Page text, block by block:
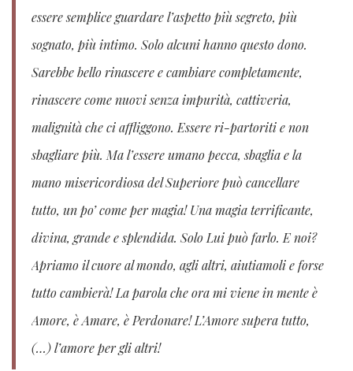
essere semplice guardare l’aspetto più segreto, più
sognato, più intimo. Solo alcuni hanno questo dono.
Sarebbe bello rinascere e cambiare completamente,
rinascere come nuovi senza impurità, cattiveria,
malignità che ci affliggono. Essere ri-partoriti e non
sbagliare più. Ma l’essere umano pecca, sbaglia e la
mano misericordiosa del Superiore può cancellare
tutto, un po’ come per magia! Una magia terrificante,
divina, grande e splendida. Solo Lui può farlo. E noi?
Apriamo il cuore al mondo, agli altri, aiutiamoli e forse
tutto cambierà! La parola che ora mi viene in mente è
Amore, è Amare, è Perdonare! L’Amore supera tutto,
(…) l’amore per gli altri!